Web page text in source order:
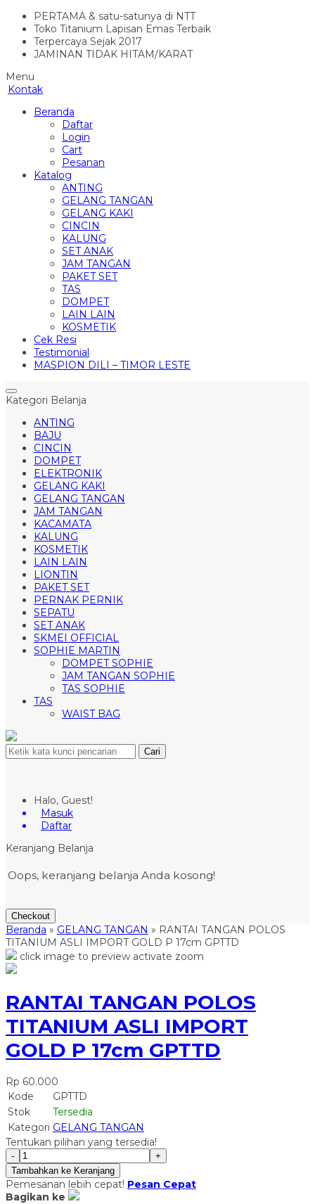
PERTAMA & satu-satunya di NTT
Toko Titanium Lapisan Emas Terbaik
Terpercaya Sejak 2017
JAMINAN TIDAK HITAM/KARAT
Menu
Kontak
Beranda
Daftar
Login
Cart
Pesanan
Katalog
ANTING
GELANG TANGAN
GELANG KAKI
CINCIN
KALUNG
SET ANAK
JAM TANGAN
PAKET SET
TAS
DOMPET
LAIN LAIN
KOSMETIK
Cek Resi
Testimonial
MASPION DILI – TIMOR LESTE
Kategori Belanja
ANTING
BAJU
CINCIN
DOMPET
ELEKTRONIK
GELANG KAKI
GELANG TANGAN
JAM TANGAN
KACAMATA
KALUNG
KOSMETIK
LAIN LAIN
LIONTIN
PAKET SET
PERNAK PERNIK
SEPATU
SET ANAK
SKMEI OFFICIAL
SOPHIE MARTIN
DOMPET SOPHIE
JAM TANGAN SOPHIE
TAS SOPHIE
TAS
WAIST BAG
Cari
Halo, Guest!
Masuk
Daftar
Keranjang Belanja
Oops, keranjang belanja Anda kosong!
Checkout
Beranda » GELANG TANGAN » RANTAI TANGAN POLOS
TITANIUM ASLI IMPORT GOLD P 17cm GPTTD
click image to preview activate zoom
RANTAI TANGAN POLOS
TITANIUM ASLI IMPORT
GOLD P 17cm GPTTD
Rp 60.000
Kode
GPTTD
Stok
Tersedia
Kategori GELANG TANGAN
Tentukan pilihan yang tersedia!
-
+
Tambahkan ke Keranjang
Pemesanan lebih cepat! Pesan Cepat
Bagikan ke